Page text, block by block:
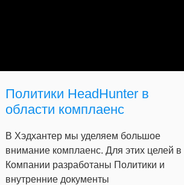
Политики HeadHunter в
области комплаенс
В Хэдхантер мы уделяем большое
внимание комплаенс. Для этих целей в
Компании разработаны Политики и
внутренние документы